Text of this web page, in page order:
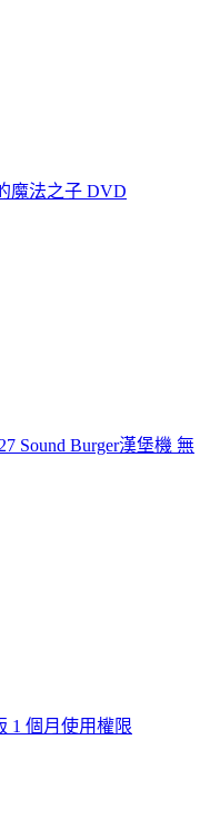
魔法之子 DVD
Sound Burger漢堡機 無
1 個月使用權限